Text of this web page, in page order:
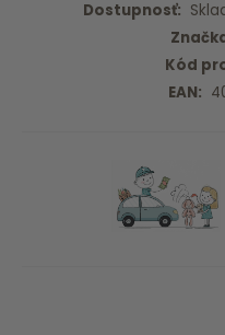
Dostupnosť:
Kód
EAN: